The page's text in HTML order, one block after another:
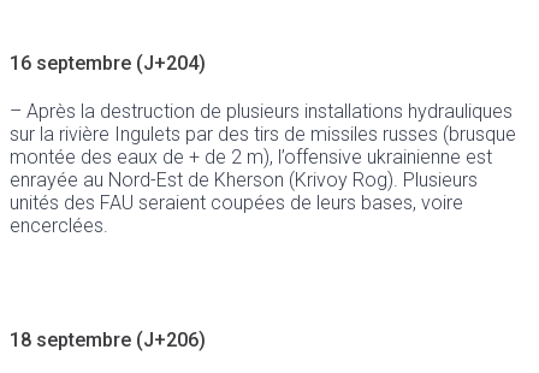
16 septembre (J+204)
– Après la destruction de plusieurs installations hydrauliques
sur la rivière Ingulets par des tirs de missiles russes (brusque
montée des eaux de + de 2 m), l’offensive ukrainienne est
enrayée au Nord-Est de Kherson (Krivoy Rog). Plusieurs
unités des FAU seraient coupées de leurs bases, voire
encerclées.
18 septembre (J+206)